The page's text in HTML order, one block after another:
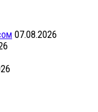
07.08.2026